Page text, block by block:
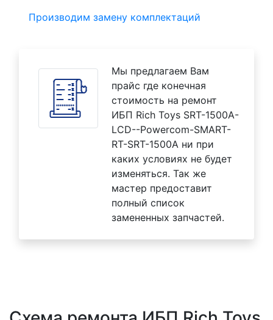
Производим замену комплектаций
Мы предлагаем Вам
прайс где конечная
стоимость на ремонт
ИБП Rich Toys SRT-1500A-
LCD--Powercom-SMART-
RT-SRT-1500A ни при
каких условиях не будет
изменяться. Так же
мастер предоставит
полный список
замененных запчастей.